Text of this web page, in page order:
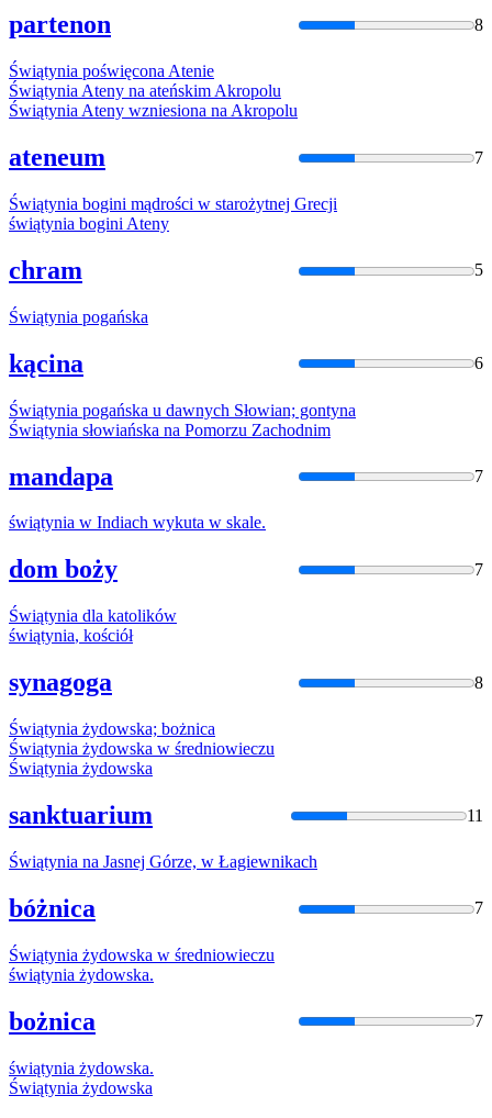
partenon 8
Świątynia poświęcona Atenie
Świątynia Ateny na ateńskim Akropolu
Świątynia Ateny wzniesiona na Akropolu
ateneum 7
Świątynia bogini mądrości w starożytnej Grecji
świątynia bogini Ateny
chram 5
Świątynia pogańska
kącina 6
Świątynia pogańska u dawnych Słowian; gontyna
Świątynia słowiańska na Pomorzu Zachodnim
mandapa 7
świątynia w Indiach wykuta w skale.
dom boży 7
Świątynia dla katolików
świątynia, kościół
synagoga 8
Świątynia żydowska; bożnica
Świątynia żydowska w średniowieczu
Świątynia żydowska
sanktuarium 11
Świątynia na Jasnej Górze, w Łagiewnikach
bóżnica 7
Świątynia żydowska w średniowieczu
świątynia żydowska.
bożnica 7
świątynia żydowska.
Świątynia żydowska